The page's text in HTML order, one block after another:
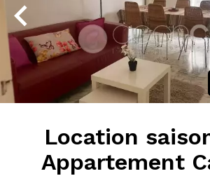
Location
Appartement